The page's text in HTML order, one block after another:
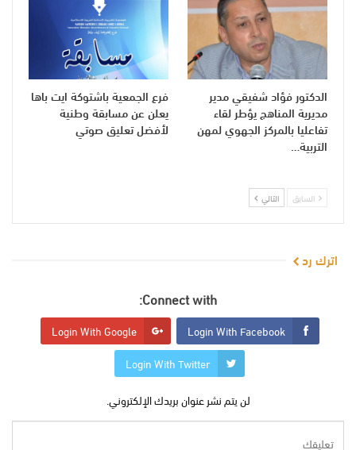
الدكتور فؤاد شفيقي مدير
مديرية المناهج يؤطر لقاء
تفاعليا بالمركز الجهوي لمهن
التربية…
فرع الجمعية باشتوكة ايت باها
يعلن عن مسابقة وطنية
لأفضل تعليق صوتي
السابق التالي
اترك رد
Connect with:
Login With Facebook
Login With Google
Login With Twitter
لن يتم نشر عنوان بريدك الإلكتروني.